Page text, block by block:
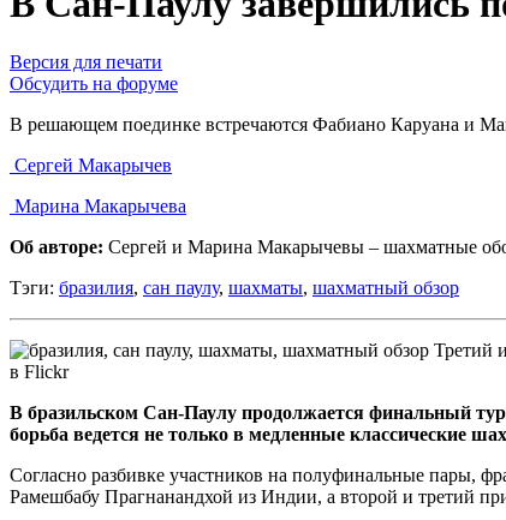
Версия для печати
Обсудить на форуме
В решающем поединке встречаются Фабиано Каруана и
Сергей Макарычев
Марина Макарычева
Об авторе: Сергей и Марина Макарычевы – шахматные
Тэги: бразилия, сан паулу, шахматы, шахматный обзор
Третий
в Flickr
В бразильском Сан-Паулу продолжается финальный
борьба ведется не только в медленные классические
Согласно разбивке участников на полуфинальные пары,
Рамешбабу Прагнанандхой из Индии, а второй и третий